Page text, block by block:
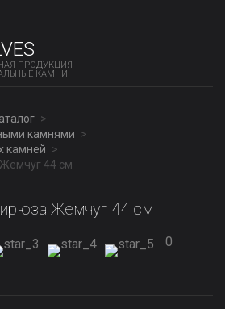
ПРОДУКЦИЯ
КАМНИ
камнями
камней
44 см
Жемчуг 44 см
0